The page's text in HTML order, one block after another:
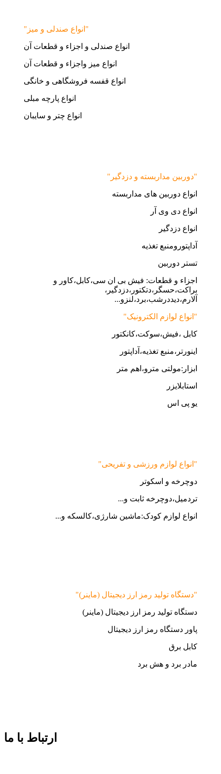
"انواع صندلی و میز"
انواع صندلی و اجزاء و قطعات آن
انواع میز واجزاء و قطعات آن
انواع قفسه فروشگاهی و خانگی
انواع پارچه مبلی
انواع چتر و سایبان
"دوربین مداربسته و دزدگیر"
انواع دوربین های مداربسته
انواع دی وی آر
انواع دزدگیر
آداپتورومنبع تغذیه
تستر دوربین
اجزاء و قطعات: فیش بی ان سی،کابل،کاور و
براکت،حسگر،دتکتور،دزدگیر،
آلارم،دیددرشب،برد،لنزو...
"انواع لوازم الکترونیک"
کابل ،فیش،سوکت،کانکتور
اینورتر،منبع تغذیه،آداپتور
ابزار:مولتی مترو،اهم متر
استابلایزر
یو پی اس
"انواع لوازم ورزشی و تفریحی"
دوچرخه و اسکوتر
تردمیل،دوچرخه ثابت و...
انواع لوازم کودک:ماشین شارژی،کالسکه و...
"دستگاه تولید رمز ارز دیجیتال (ماینر)"
دستگاه تولید رمز ارز دیجیتال (ماینر)
پاور دستگاه رمز ارز دیجیتال
کابل برق
مادر برد و هش برد
ارتباط با ما